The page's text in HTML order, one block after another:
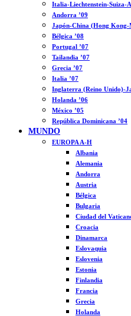
Italia-Liechtenstein-Suiza-
Andorra ’09
Japón-China (Hong Kong-
Bélgica ’08
Portugal ’07
Tailandia ’07
Grecia ’07
Italia ’07
Inglaterra (Reino Unido)-
Holanda ’06
México ’05
República Dominicana ’04
MUNDO
EUROPA A-H
Albania
Alemania
Andorra
Austria
Bélgica
Bulgaria
Ciudad del
Croacia
Dinamarca
Eslovaquia
Eslovenia
Estonia
Finlandia
Francia
Grecia
Holanda